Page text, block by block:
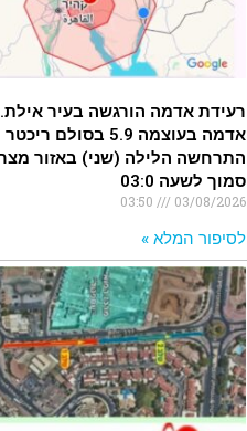
רעידת אדמה הורגשה בעיר
אדמה בעוצמה 5.9 בסולם ריכטר
התרחשה הלילה (שני) באזור
סמוך לשעה 03:0
03/08/2026
לסיפור המלא »